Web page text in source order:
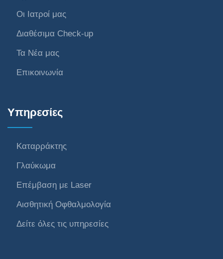
Οι Ιατροί μας
Διαθέσιμα Check-up
Τα Νέα μας
Επικοινωνία
Υπηρεσίες
Καταρράκτης
Γλαύκωμα
Επέμβαση με Laser
Αισθητική Οφθαλμολογία
Δείτε όλες τις υπηρεσίες